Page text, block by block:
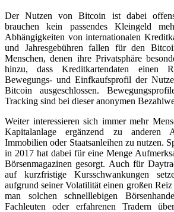
Der Nutzen von Bitcoin ist dabei
brauchen kein passendes Kleingeld
Abhängigkeiten von internationalen
und Jahresgebühren fallen für den
Menschen, denen ihre Privatsphäre
hinzu, dass Kreditkartendaten einen
Bewegungs- und Einfkaufsprofil der
Bitcoin ausgeschlossen.
Tracking sind bei dieser anonymen
Weiter interessieren sich immer mehr
Kapitalanlage ergänzend zu anderen
Immobilien oder Staatsanleihen zu nutzen.
in 2017 hat dabei für eine Menge
Börsenmagazinen gesorgt. Auch für
auf kurzfristige Kursschwankungen
aufgrund seiner Volatilität einen großen
man solchen schnelllebigen
Fachleuten oder erfahrenen Tradern